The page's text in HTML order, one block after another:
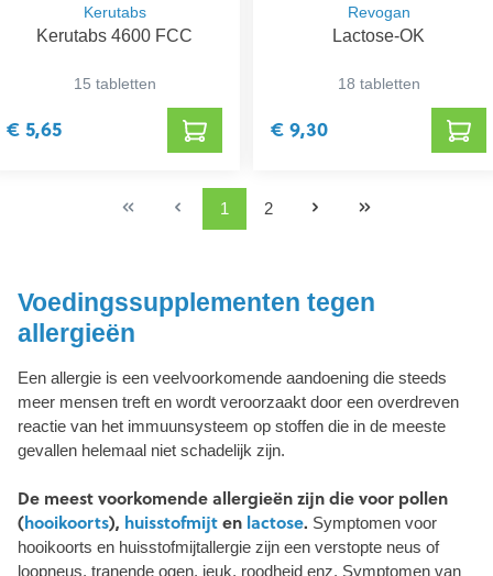
Kerutabs
Kerutabs 4600 FCC
15 tabletten
€ 5,65
Revogan
Lactose-OK
18 tabletten
€ 9,30
1 2
Voedingssupplementen tegen
allergieën
Een allergie is een veelvoorkomende aandoening die steeds
meer mensen treft en wordt veroorzaakt door een overdreven
reactie van het immuunsysteem op stoffen die in de meeste
gevallen helemaal niet schadelijk zijn.
De meest voorkomende allergieën zijn die voor pollen
(hooikoorts), huisstofmijten lactose. Symptomen voor
hooikoorts en huisstofmijtallergie zijn een verstopte neus of
loopneus, tranende ogen, jeuk, roodheid enz. Symptomen van